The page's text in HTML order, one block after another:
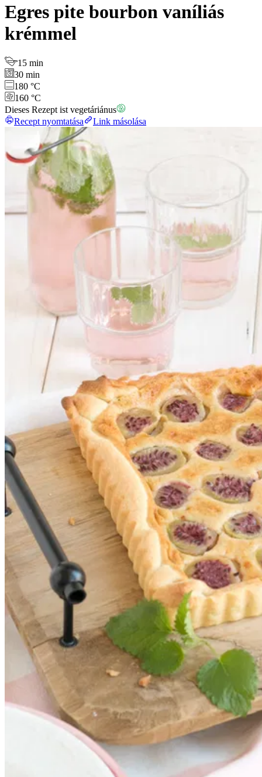
Egres pite bourbon vaníliás
krémmel
15 min
30 min
180 °C
160 °C
Dieses Rezept ist vegetáriánus
Recept nyomtatása
Link másolása